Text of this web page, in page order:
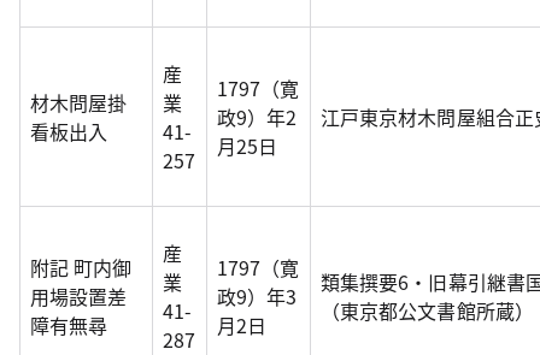
材木問屋掛
看板出入
産
業
41-
257
1797（寛
政9）年2
月25日
江戸東京材木問屋組合正
附記 町内御
用場設置差
障有無尋
産
業
41-
287
1797（寛
政9）年3
月2日
類集撰要6・旧幕引継書
（東京都公文書館所蔵）